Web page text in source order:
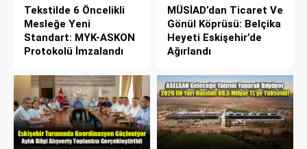
Tekstilde 6 Öncelikli
Mesleğe Yeni
Standart: MYK-ASKON
Protokolü İmzalandı
MÜSİAD’dan Ticaret Ve
Gönül Köprüsü: Belçika
Heyeti Eskişehir’de
Ağırlandı